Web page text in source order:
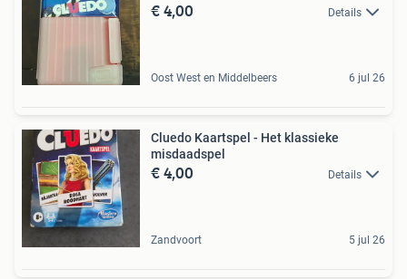
€ 4,00 Details
Oost West en Middelbeers 6 jul 26
Cluedo Kaartspel - Het klassieke
misdaadspel
€ 4,00 Details
Zandvoort 5 jul 26